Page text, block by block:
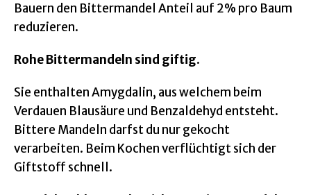
Bauern den Bittermandel Anteil auf 2% pro Baum
reduzieren.
Rohe Bittermandeln sind giftig.
Sie enthalten Amygdalin, aus welchem beim
Verdauen Blausäure und Benzaldehyd entsteht.
Bittere Mandeln darfst du nur gekocht
verarbeiten. Beim Kochen verflüchtigt sich der
Giftstoff schnell.